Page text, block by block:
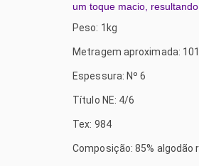
um toque macio,
Peso: 1kg
Metragem aproximada:
Espessura: Nº 6
Título NE: 4/6
Tex: 984
Composição: 85%